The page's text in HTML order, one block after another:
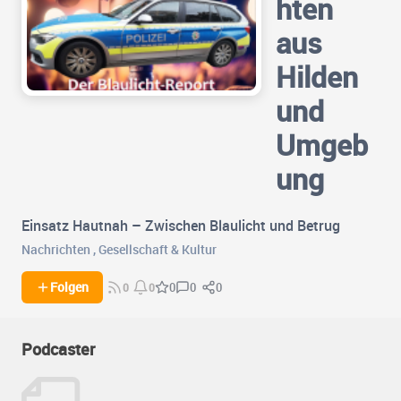
hten
aus
Hilden
und
Umgeb
ung
Einsatz Hautnah – Zwischen Blaulicht und Betrug
Nachrichten ,Gesellschaft & Kultur
Folgen 0 0 0 0 0
Podcaster